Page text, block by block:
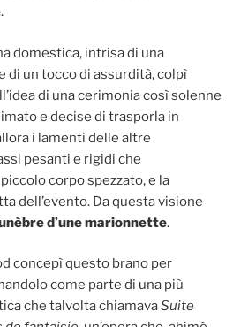
domestica, intrisa di una
di un tocco di assurdità, colpì
di una cerimonia così solenne
e decise di trasporla in
i lamenti delle altre
pesanti e rigidi che
corpo spezzato, e la
dell’evento. Da questa visione
d’une marionnette.
concepì questo brano per
come parte di una più
che talvolta chiamavaSuite